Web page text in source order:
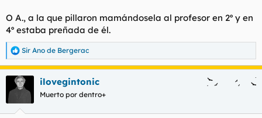
O A., a la que pillaron mamándosela al profesor en 2º y en
4º estaba preñada de él.
R
e
a
c
Sir Ano de Bergerac
ilovegintonic
Muerto por dentro+